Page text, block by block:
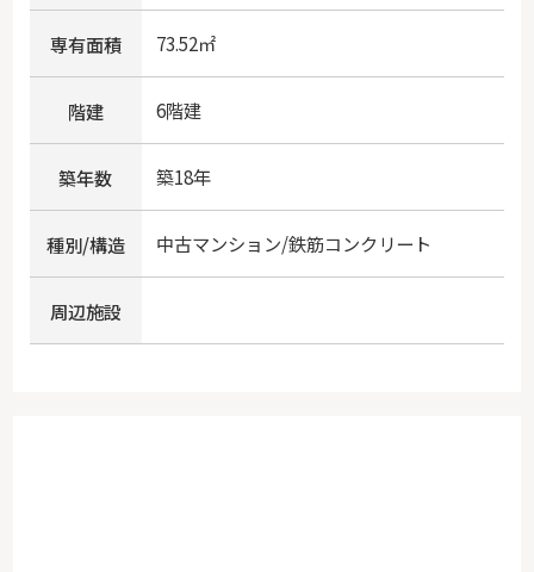
専有面積 73.52㎡
階建 6階建
築年数 築18年
種別/構造 中古マンション/鉄筋コンクリート
周辺施設